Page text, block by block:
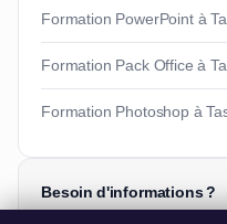
Formation PowerPoint à
Formation Pack Office à
Formation Photoshop à
Besoin d'informations ?